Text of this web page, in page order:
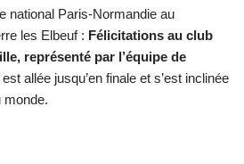
national Paris-Normandie au
les Elbeuf : Félicitations au club
représenté par l’équipe de
allée jusqu’en finale et s’est inclinée
monde.